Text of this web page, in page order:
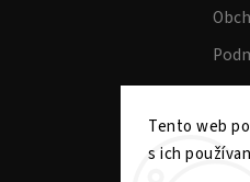
Tento web
s ich